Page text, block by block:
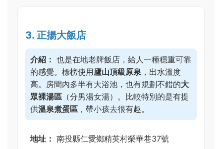
3. 正揚大飯店
介紹： 也是在地老牌飯店，給人一種穩重可靠
的感覺。標榜使用廬山頂級原泉 ，出水溫度
高。房間內多半有大浴池，也有規劃不錯的大
眾裸湯區 （分男湯女湯）。比較特別的是有提
供溫泉煮蛋區 ，帶小孩去很有趣。
地址： 南投縣仁愛鄉精英村榮華巷37號